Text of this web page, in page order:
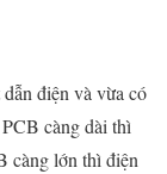
điện và vừa có
càng dài thì
càng lớn thì điện